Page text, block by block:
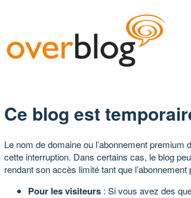
Ce blog est
Le nom de domaine ou l’abonnement premium
cette interruption. Dans certains cas, le blog
rendant son accès limité tant que
Pour les visiteurs : Si vous avez des